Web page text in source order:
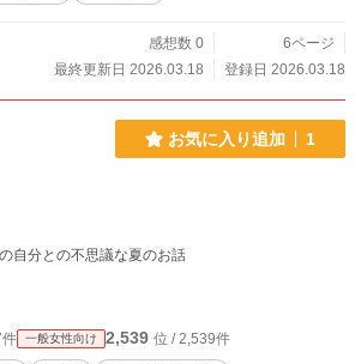
感想数 0
6ページ
最終更新日 2026.03.18
登録日 2026.03.18
お気に入り追加 1
自分との不思議な夏のお話
一般女性向け 2,539 位 / 2,539件